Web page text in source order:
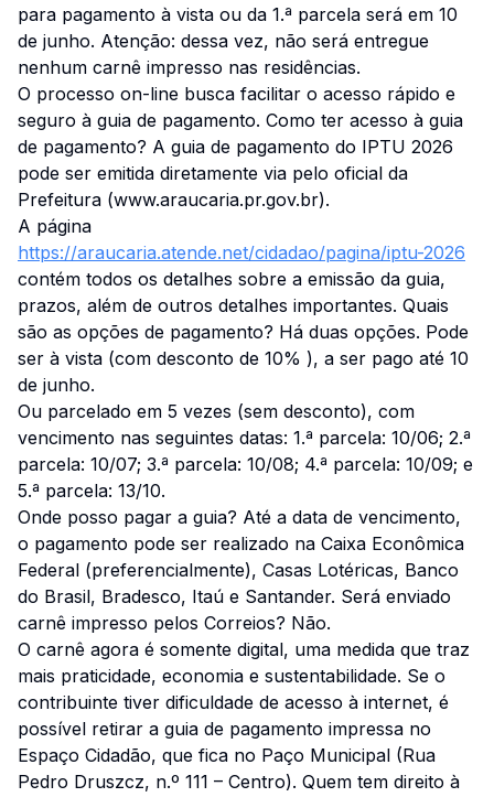
para pagamento à vista ou da 1.ª parcela será em 10
de junho. Atenção: dessa vez, não será entregue
nenhum carnê impresso nas residências.
O processo on-line busca facilitar o acesso rápido e
seguro à guia de pagamento. Como ter acesso à guia
de pagamento? A guia de pagamento do IPTU 2026
pode ser emitida diretamente via pelo oficial da
Prefeitura (www.araucaria.pr.gov.br).
A página
https://araucaria.atende.net/cidadao/pagina/iptu-2026
contém todos os detalhes sobre a emissão da guia,
prazos, além de outros detalhes importantes. Quais
são as opções de pagamento? Há duas opções. Pode
ser à vista (com desconto de 10% ), a ser pago até 10
de junho.
Ou parcelado em 5 vezes (sem desconto), com
vencimento nas seguintes datas: 1.ª parcela: 10/06; 2.ª
parcela: 10/07; 3.ª parcela: 10/08; 4.ª parcela: 10/09; e
5.ª parcela: 13/10.
Onde posso pagar a guia? Até a data de vencimento,
o pagamento pode ser realizado na Caixa Econômica
Federal (preferencialmente), Casas Lotéricas, Banco
do Brasil, Bradesco, Itaú e Santander. Será enviado
carnê impresso pelos Correios? Não.
O carnê agora é somente digital, uma medida que traz
mais praticidade, economia e sustentabilidade. Se o
contribuinte tiver dificuldade de acesso à internet, é
possível retirar a guia de pagamento impressa no
Espaço Cidadão, que fica no Paço Municipal (Rua
Pedro Druszcz, n.º 111 – Centro). Quem tem direito à